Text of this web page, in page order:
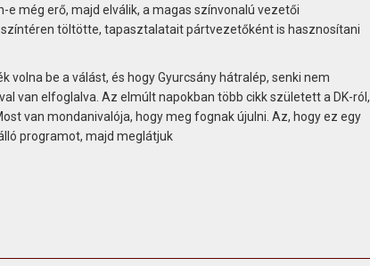
e még erő, majd elválik, a magas színvonalú vezetői
töltötte, tapasztalatait pártvezetőként is hasznosítani
volna be a válást, és hogy Gyurcsány hátralép, senki nem
van elfoglalva. Az elmúlt napokban több cikk született a DK-ról,
van mondanivalója, hogy meg fognak újulni. Az, hogy ez egy
programot, majd meglátjuk